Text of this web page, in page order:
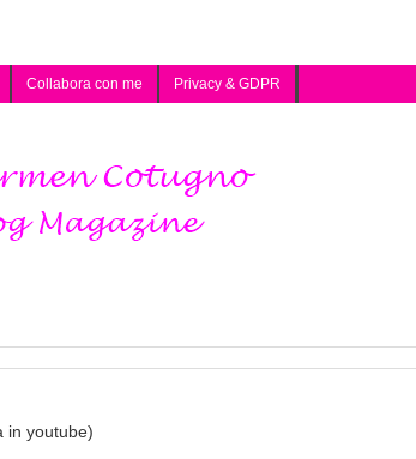
Collabora con me Privacy & GDPR
in youtube)